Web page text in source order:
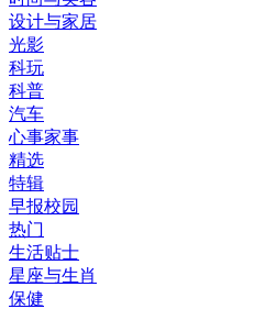
设计与家居
光影
科玩
科普
汽车
心事家事
精选
特辑
早报校园
热门
生活贴士
星座与生肖
保健